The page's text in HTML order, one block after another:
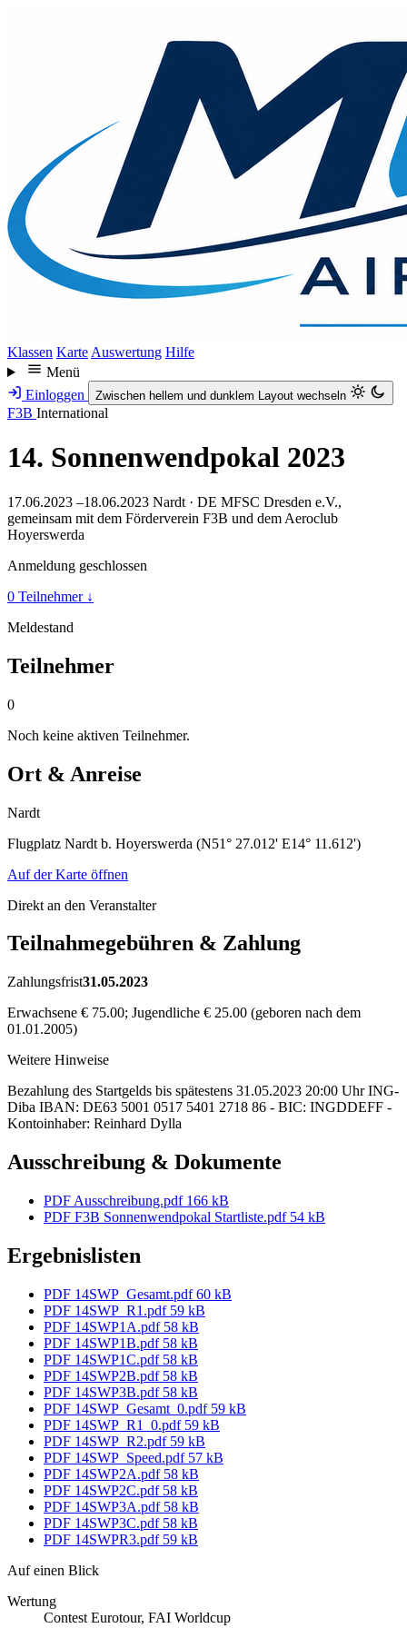
Klassen Karte Auswertung Hilfe
Menü
Einloggen
Zwischen hellem und dunklem Layout wechseln
F3B International
14. Sonnenwendpokal 2023
17.06.2023 –18.06.2023 Nardt · DE MFSC Dresden e.V.,
gemeinsam mit dem Förderverein F3B und dem Aeroclub
Hoyerswerda
Anmeldung geschlossen
0 Teilnehmer ↓
Meldestand
Teilnehmer
0
Noch keine aktiven Teilnehmer.
Ort & Anreise
Nardt
Flugplatz Nardt b. Hoyerswerda (N51° 27.012' E14° 11.612')
Auf der Karte öffnen
Direkt an den Veranstalter
Teilnahmegebühren & Zahlung
Zahlungsfrist31.05.2023
Erwachsene € 75.00; Jugendliche € 25.00 (geboren nach dem
01.01.2005)
Weitere Hinweise
Bezahlung des Startgelds bis spätestens 31.05.2023 20:00 Uhr ING-
Diba IBAN: DE63 5001 0517 5401 2718 86 - BIC: INGDDEFF -
Kontoinhaber: Reinhard Dylla
Ausschreibung & Dokumente
PDF Ausschreibung.pdf 166 kB
PDF F3B Sonnenwendpokal Startliste.pdf 54 kB
Ergebnislisten
PDF 14SWP_Gesamt.pdf 60 kB
PDF 14SWP_R1.pdf 59 kB
PDF 14SWP1A.pdf 58 kB
PDF 14SWP1B.pdf 58 kB
PDF 14SWP1C.pdf 58 kB
PDF 14SWP2B.pdf 58 kB
PDF 14SWP3B.pdf 58 kB
PDF 14SWP_Gesamt_0.pdf 59 kB
PDF 14SWP_R1_0.pdf 59 kB
PDF 14SWP_R2.pdf 59 kB
PDF 14SWP_Speed.pdf 57 kB
PDF 14SWP2A.pdf 58 kB
PDF 14SWP2C.pdf 58 kB
PDF 14SWP3A.pdf 58 kB
PDF 14SWP3C.pdf 58 kB
PDF 14SWPR3.pdf 59 kB
Auf einen Blick
Wertung
Contest Eurotour, FAI Worldcup